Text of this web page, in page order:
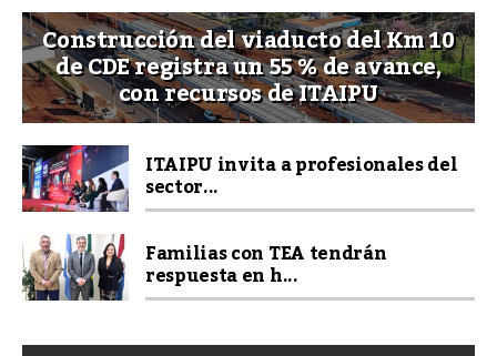
Construcción del viaducto del Km 10
de CDE registra un 55 % de avance,
con recursos de ITAIPU
ITAIPU invita a profesionales del
sector...
Familias con TEA tendrán
respuesta en h...